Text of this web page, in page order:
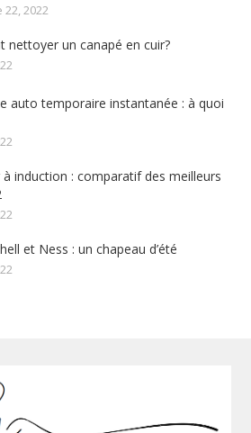
2022
nettoyer un canapé en cuir?
auto temporaire instantanée : à quoi
à induction : comparatif des meilleurs
et Ness : un chapeau d’été